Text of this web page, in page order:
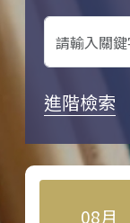
進階檢索
08月